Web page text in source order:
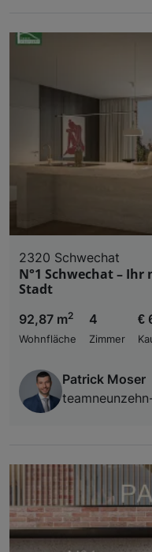
2320 Schwechat
N°1 Schwechat – Ihr
Stadt
92,87 m2
Wohnfläche
4
Zimmer
€
Patrick Moser